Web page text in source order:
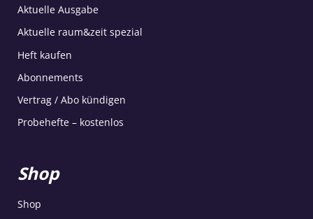
Aktuelle Ausgabe
Aktuelle raum&zeit spezial
Heft kaufen
Abonnements
Vertrag / Abo kündigen
Probehefte – kostenlos
Shop
Shop